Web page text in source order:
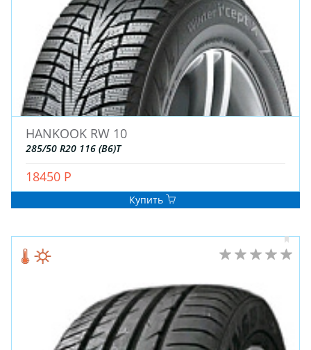
HANKOOK RW 10
285/50 R20 116 (B6)T
18450 Р
Купить